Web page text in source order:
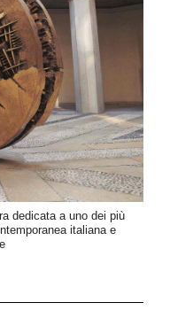
dedicata a uno dei più
italiana e